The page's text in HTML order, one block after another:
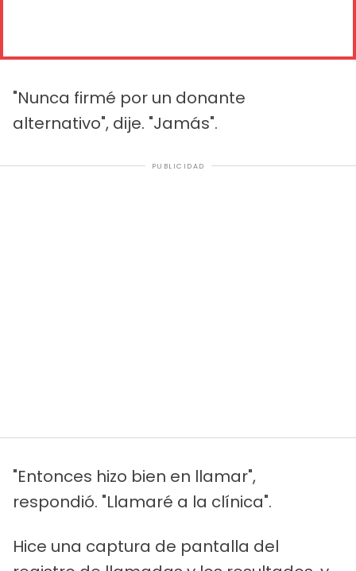
"Nunca firmé por un donante
alternativo", dije. "Jamás".
PUBLICIDAD
"Entonces hizo bien en llamar",
respondió. "Llamaré a la clínica".
Hice una captura de pantalla del